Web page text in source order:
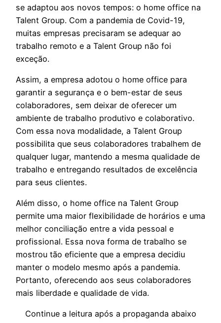
se adaptou aos novos tempos: o home office na
Talent Group. Com a pandemia de Covid-19,
muitas empresas precisaram se adequar ao
trabalho remoto e a Talent Group não foi
exceção.
Assim, a empresa adotou o home office para
garantir a segurança e o bem-estar de seus
colaboradores, sem deixar de oferecer um
ambiente de trabalho produtivo e colaborativo.
Com essa nova modalidade, a Talent Group
possibilita que seus colaboradores trabalhem de
qualquer lugar, mantendo a mesma qualidade de
trabalho e entregando resultados de excelência
para seus clientes.
Além disso, o home office na Talent Group
permite uma maior flexibilidade de horários e uma
melhor conciliação entre a vida pessoal e
profissional. Essa nova forma de trabalho se
mostrou tão eficiente que a empresa decidiu
manter o modelo mesmo após a pandemia.
Portanto, oferecendo aos seus colaboradores
mais liberdade e qualidade de vida.
Continue a leitura após a propaganda abaixo